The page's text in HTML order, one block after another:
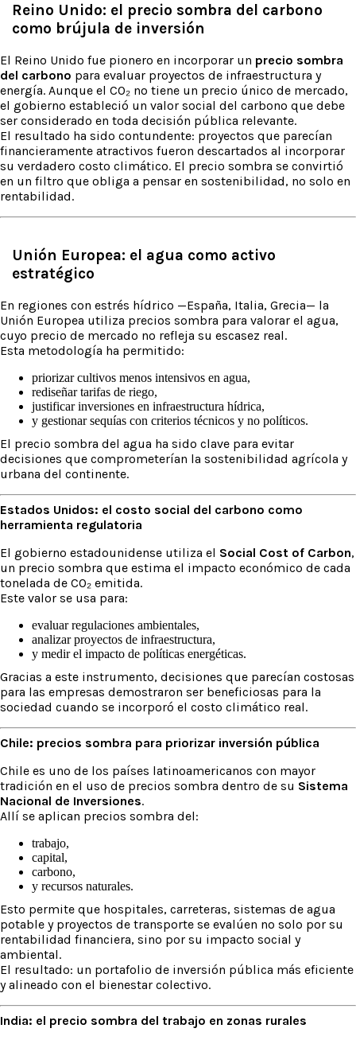
Reino Unido: el precio sombra del carbono
como brújula de inversión
El Reino Unido fue pionero en incorporar un precio sombra
del carbono para evaluar proyectos de infraestructura y
energía. Aunque el CO₂ no tiene un precio único de mercado,
el gobierno estableció un valor social del carbono que debe
ser considerado en toda decisión pública relevante.
El resultado ha sido contundente: proyectos que parecían
financieramente atractivos fueron descartados al incorporar
su verdadero costo climático. El precio sombra se convirtió
en un filtro que obliga a pensar en sostenibilidad, no solo en
rentabilidad.
Unión Europea: el agua como activo
estratégico
En regiones con estrés hídrico —España, Italia, Grecia— la
Unión Europea utiliza precios sombra para valorar el agua,
cuyo precio de mercado no refleja su escasez real.
Esta metodología ha permitido:
priorizar cultivos menos intensivos en agua,
rediseñar tarifas de riego,
justificar inversiones en infraestructura hídrica,
y gestionar sequías con criterios técnicos y no políticos.
El precio sombra del agua ha sido clave para evitar
decisiones que comprometerían la sostenibilidad agrícola y
urbana del continente.
Estados Unidos: el costo social del carbono como
herramienta regulatoria
El gobierno estadounidense utiliza el Social Cost of Carbon,
un precio sombra que estima el impacto económico de cada
tonelada de CO₂ emitida.
Este valor se usa para:
evaluar regulaciones ambientales,
analizar proyectos de infraestructura,
y medir el impacto de políticas energéticas.
Gracias a este instrumento, decisiones que parecían costosas
para las empresas demostraron ser beneficiosas para la
sociedad cuando se incorporó el costo climático real.
Chile: precios sombra para priorizar inversión pública
Chile es uno de los países latinoamericanos con mayor
tradición en el uso de precios sombra dentro de su Sistema
Nacional de Inversiones.
Allí se aplican precios sombra del:
trabajo,
capital,
carbono,
y recursos naturales.
Esto permite que hospitales, carreteras, sistemas de agua
potable y proyectos de transporte se evalúen no solo por su
rentabilidad financiera, sino por su impacto social y
ambiental.
El resultado: un portafolio de inversión pública más eficiente
y alineado con el bienestar colectivo.
India: el precio sombra del trabajo en zonas rurales